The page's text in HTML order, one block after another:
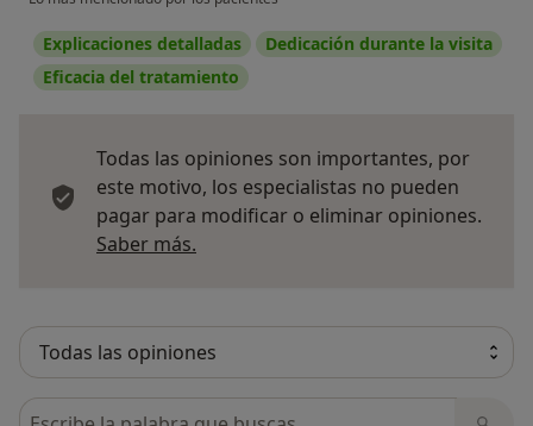
Explicaciones detalladas
Dedicación durante la visita
Eficacia del tratamiento
Todas las opiniones son importantes, por
este motivo, los especialistas no pueden
pagar para modificar o eliminar opiniones.
Saber más.
Busca en opiniones